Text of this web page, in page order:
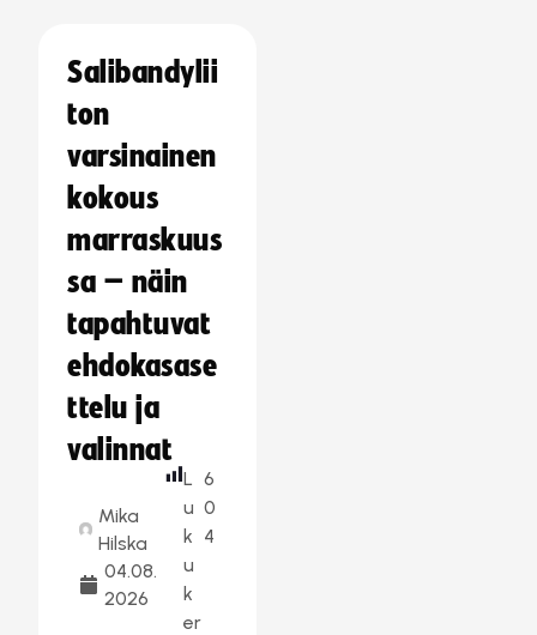
Salibandylii
ton
varsinainen
kokous
marraskuus
sa – näin
tapahtuvat
ehdokasase
ttelu ja
valinnat
Mika
Hilska
04.08.
2026
L
u
k
u
k
er
6
0
4